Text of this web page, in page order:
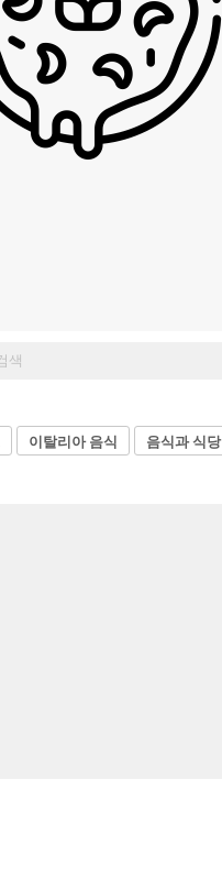
이탈리아 음식 음식과 식당